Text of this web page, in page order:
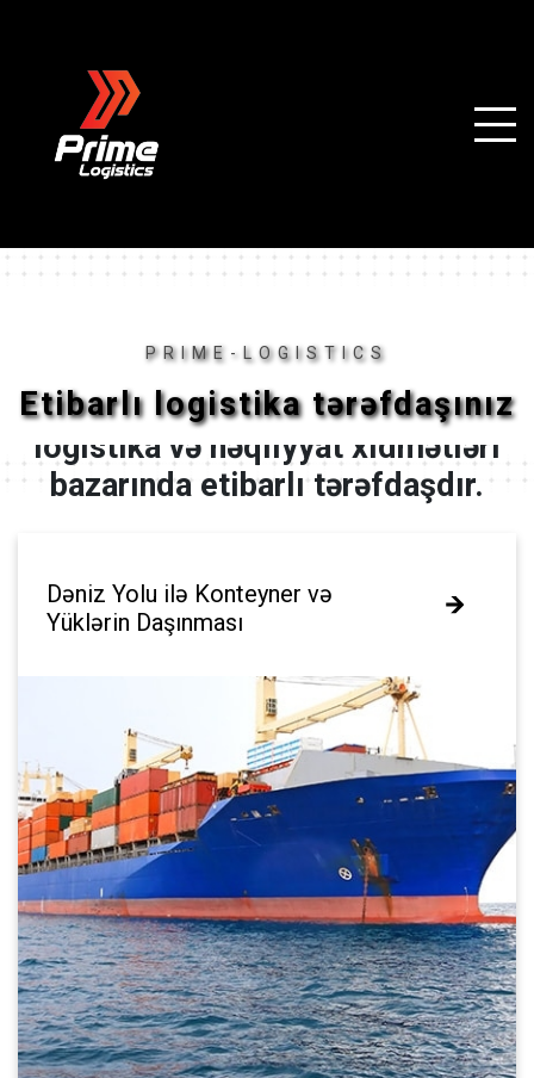
PRIME-LOGISTICS
Etibarlı logistika tərəfdaşınız
“Prime Logistics” 2021-ci ildən
logistika və nəqliyyat xidmətləri
bazarında etibarlı tərəfdaşdır.
Dəniz Yolu ilə Konteyner və
Yüklərin Daşınması
Dəniz Yolu ilə Konteyner və
Yüklərin Daşınması